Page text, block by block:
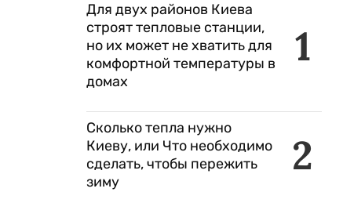
1
Для двух районов Киева
строят тепловые станции,
но их может не хватить для
комфортной температуры в
домах
2
Сколько тепла нужно
Киеву, или Что необходимо
сделать, чтобы пережить
зиму